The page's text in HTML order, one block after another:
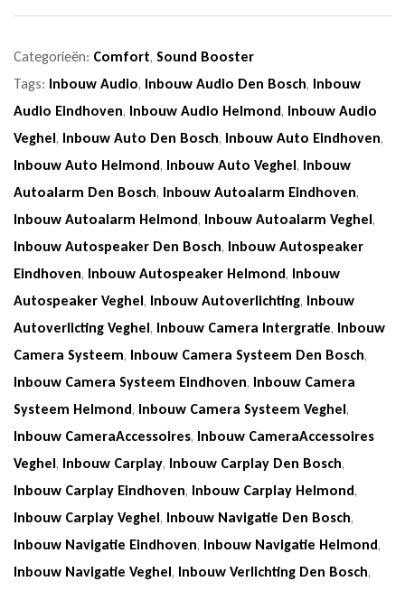
Categorieën: Comfort, Sound Booster
Tags: Inbouw Audio, Inbouw Audio Den Bosch, Inbouw
Audio Eindhoven, Inbouw Audio Helmond, Inbouw Audio
Veghel, Inbouw Auto Den Bosch, Inbouw Auto Eindhoven,
Inbouw Auto Helmond, Inbouw Auto Veghel, Inbouw
Autoalarm Den Bosch, Inbouw Autoalarm Eindhoven,
Inbouw Autoalarm Helmond, Inbouw Autoalarm Veghel,
Inbouw Autospeaker Den Bosch, Inbouw Autospeaker
Eindhoven, Inbouw Autospeaker Helmond, Inbouw
Autospeaker Veghel, Inbouw Autoverlichting, Inbouw
Autoverlicting Veghel, Inbouw Camera Intergratie, Inbouw
Camera Systeem, Inbouw Camera Systeem Den Bosch,
Inbouw Camera Systeem Eindhoven, Inbouw Camera
Systeem Helmond, Inbouw Camera Systeem Veghel,
Inbouw CameraAccessoires, Inbouw CameraAccessoires
Veghel, Inbouw Carplay, Inbouw Carplay Den Bosch,
Inbouw Carplay Eindhoven, Inbouw Carplay Helmond,
Inbouw Carplay Veghel, Inbouw Navigatie Den Bosch,
Inbouw Navigatie Eindhoven, Inbouw Navigatie Helmond,
Inbouw Navigatie Veghel, Inbouw Verlichting Den Bosch,